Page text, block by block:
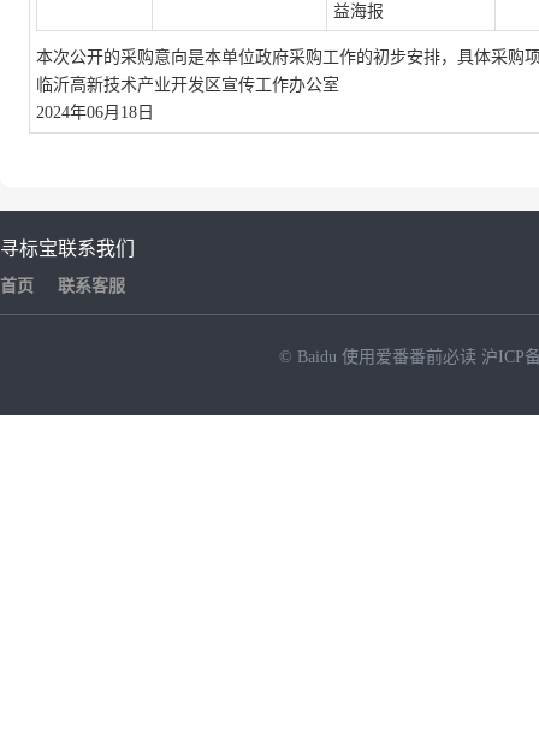
益海报
本次公开的采购意向是本单位政府采购工作的初步安排，具体采购
临沂高新技术产业开发区宣传工作办公室
2024年06月18日
寻标宝
首页
联系我们
联系客服
© Baidu 使用爱番番前必读 沪ICP